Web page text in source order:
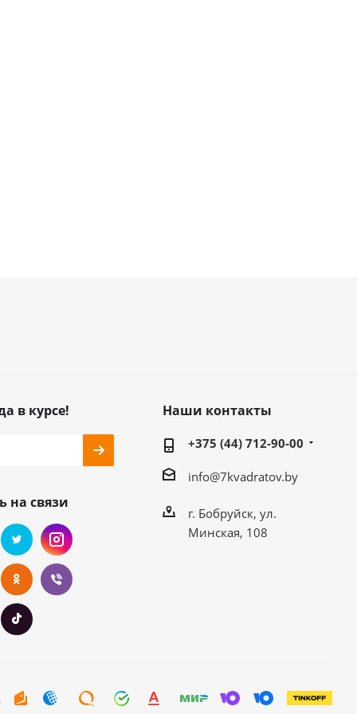
в курсе!
на связи
Наши контакты
+375 (44) 712-90-00
info@7kvadratov.by
г. Бобруйск, ул.
Минская, 108